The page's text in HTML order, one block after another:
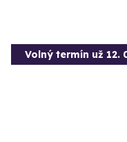
Volný termín už 12.